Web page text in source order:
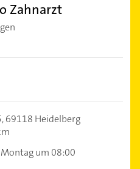
Zahnarzt
69118 Heidelberg
um 08:00